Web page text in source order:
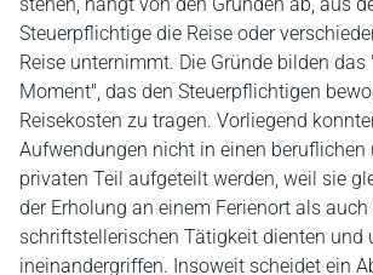
Steuerpflichtige die Reise oder
Reise unternimmt. Die Gründe bilden das
Moment", das den Steuerpflichtigen
Reisekosten zu tragen. Vorliegend
Aufwendungen nicht in einen beruflichen
privaten Teil aufgeteilt werden, weil sie
der Erholung an einem Ferienort als auch
schriftstellerischen Tätigkeit dienten und
ineinandergriffen. Insoweit scheidet ein